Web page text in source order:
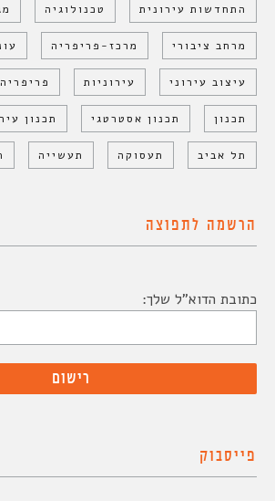
התחדשות עירונית טכנולוגיה
מרחב ציבורי מרכז-פריפריה
עיצוב עירוני עירוניות פריפריה
תכנון תכנון אסטרטגי תכנון
תל אביב תעסוקה תעשייה
הרשמה לתפוצה
כתובת הדוא"ל שלך:
פייסבוק